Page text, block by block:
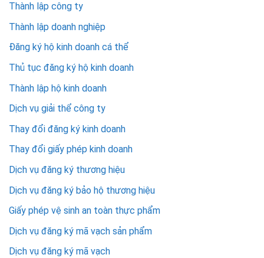
Thành lập công ty
Thành lập doanh nghiệp
Đăng ký hộ kinh doanh cá thể
Thủ tục đăng ký hộ kinh doanh
Thành lập hộ kinh doanh
Dịch vụ giải thể công ty
Thay đổi đăng ký kinh doanh
Thay đổi giấy phép kinh doanh
Dịch vụ đăng ký thương hiệu
Dịch vụ đăng ký bảo hộ thương hiệu
Giấy phép vệ sinh an toàn thực phẩm
Dịch vụ đăng ký mã vạch sản phẩm
Dịch vụ đăng ký mã vạch